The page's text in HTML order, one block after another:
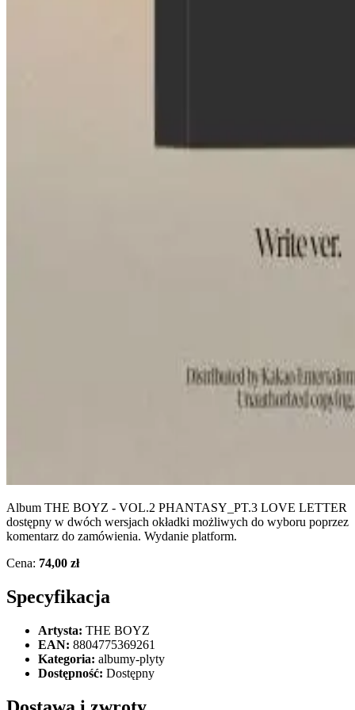
Album THE BOYZ - VOL.2 PHANTASY_PT.3 LOVE LETTER
dostępny w dwóch wersjach okładki możliwych do wyboru poprzez
komentarz do zamówienia. Wydanie platform.
Cena: 74,00 zł
Specyfikacja
Artysta: THE BOYZ
EAN: 8804775369261
Kategoria: albumy-plyty
Dostępność: Dostępny